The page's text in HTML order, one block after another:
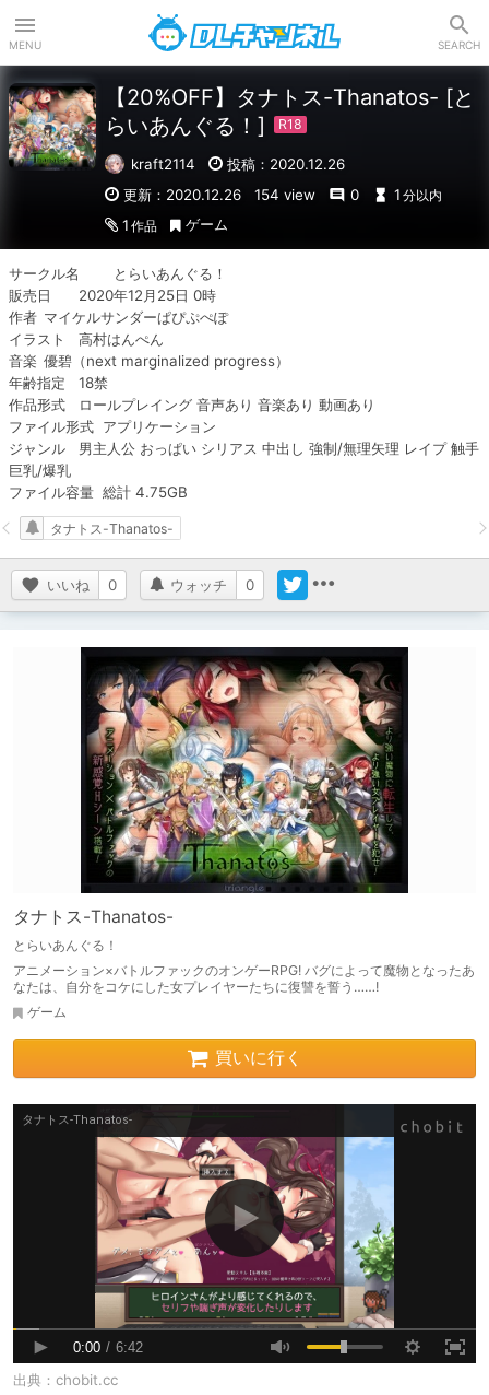
MENU SEARCH
【20%OFF】タナトス-Thanatos- [と
らいあんぐる！]
kraft2114
投稿：2020.12.26
更新：2020.12.26
154 view 0 1 分以内
1 作品 ゲーム
サークル名	とらいあんぐる！
販売日	2020年12月25日 0時
作者	マイケルサンダーぱぴぷぺぽ
イラスト	高村はんぺん
音楽	優碧（next marginalized progress）
年齢指定	18禁
作品形式	ロールプレイング 音声あり 音楽あり 動画あり
ファイル形式  アプリケーション
ジャンル	男主人公 おっぱい シリアス 中出し 強制/無理矢理 レイプ 触手
巨乳/爆乳
ファイル容量  総計 4.75GB
いいね 0 ウォッチ 0
タナトス-Thanatos-
タナトス-Thanatos-
とらいあんぐる！
アニメーション×バトルファックのオンゲーRPG! バグによって魔物となったあ
なたは、自分をコケにした女プレイヤーたちに復讐を誓う……!
ゲーム
買いに行く
出典： chobit.cc